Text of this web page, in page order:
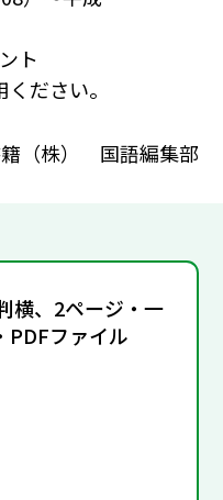
ト
ださい。
（株） 国語編集部
横、2ページ・一
PDFファイル